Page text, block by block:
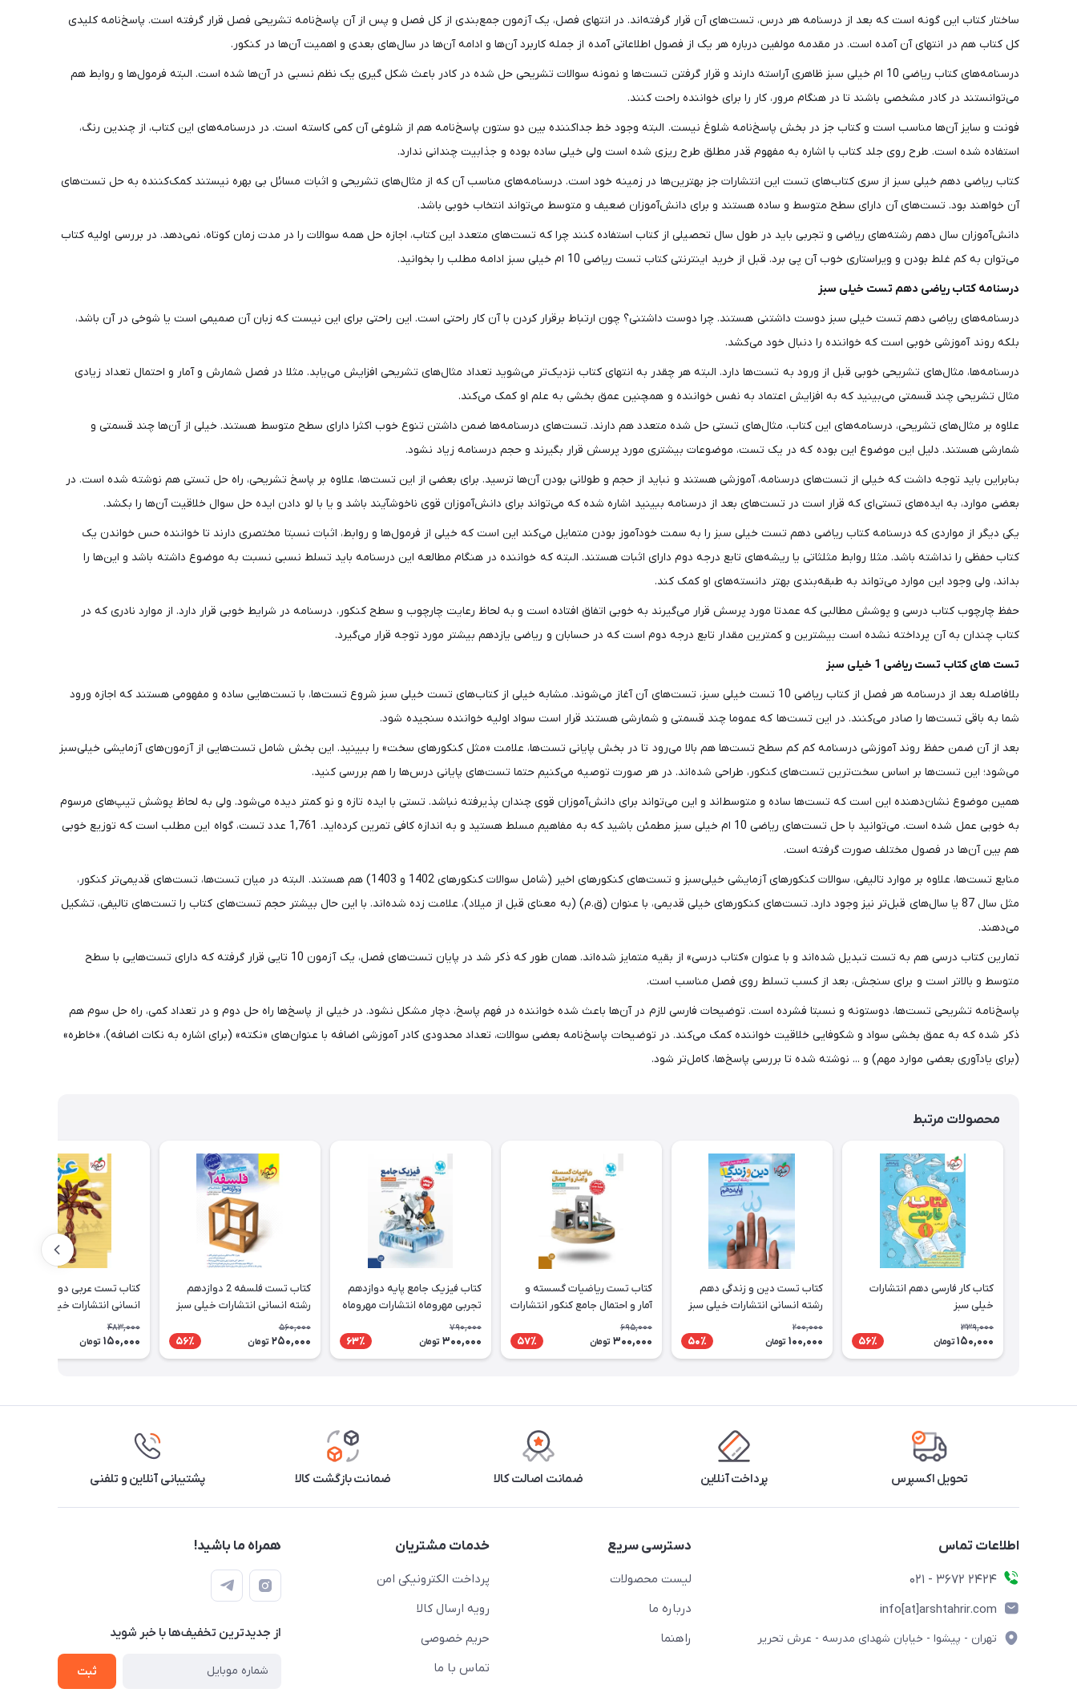
ساختار کتاب این گونه است که بعد از درسنامه هر درس، تست‌های آن قرار گرفته‌اند. در انتهای فصل، یک آزمون جمع‌بندی از کل فصل و پس از آن پاسخ‌نامه تشریحی فصل قرار گرفته است. پاسخ‌نامه کلیدی
کل کتاب هم در انتهای آن آمده است. در مقدمه مولفین درباره هر یک از فصول اطلاعاتی آمده از جمله کاربرد آن‌ها و ادامه آن‌ها در سال‌های بعدی و اهمیت آن‌ها در کنکور.
درسنامه‌های کتاب ریاضی 10 ام خیلی سبز ظاهری آراسته دارند و قرار گرفتن تست‌ها و نمونه سوالات تشریحی حل شده در کادر باعث شکل گیری یک نظم نسبی در آن‌ها شده است. البته فرمول‌ها و روابط هم
می‌توانستند در کادر مشخصی باشند تا در هنگام مرور، کار را برای خواننده راحت کنند.
فونت و سایز آن‌ها مناسب است و کتاب جز در بخش پاسخ‌نامه شلوغ نیست. البته وجود خط جداکننده بین دو ستون پاسخ‌نامه هم از شلوغی آن کمی کاسته است. در درسنامه‌های این کتاب، از چندین رنگ،
استفاده شده است. طرح روی جلد کتاب با اشاره به مفهوم قدر مطلق طرح ریزی شده است ولی خیلی ساده بوده و جذابیت چندانی ندارد.
کتاب ریاضی دهم خیلی سبز از سری کتاب‌های تست این انتشارات جز بهترین‌ها در زمینه خود است. درسنامه‌های مناسب آن که از مثال‌های تشریحی و اثبات مسائل بی بهره نیستند کمک‌کننده به حل تست‌های
آن خواهند بود. تست‌های آن دارای سطح متوسط و ساده هستند و برای دانش‌آموزان ضعیف و متوسط می‌تواند انتخاب خوبی باشد.
دانش‌آموزان سال دهم رشته‌های ریاضی و تجربی باید در طول سال تحصیلی از کتاب استفاده کنند چرا که تست‌های متعدد این کتاب، اجازه حل همه سوالات را در مدت زمان کوتاه، نمی‌دهد. در بررسی اولیه کتاب
می‌توان به کم غلط بودن و ویراستاری خوب آن پی برد. قبل از خرید اینترنتی کتاب تست ریاضی 10 ام خیلی سبز ادامه مطلب را بخوانید.
درسنامه کتاب ریاضی دهم تست خیلی سبز
درسنامه‌های ریاضی دهم تست خیلی سبز دوست داشتنی هستند. چرا دوست داشتنی؟ چون ارتباط برقرار کردن با آن کار راحتی است. این راحتی برای این نیست که زبان آن صمیمی است یا شوخی در آن باشد،
بلکه روند آموزشی خوبی است که خواننده را دنبال خود می‌کشد.
درسنامه‌ها، مثال‌های تشریحی خوبی قبل از ورود به تست‌ها دارد. البته هر چقدر به انتهای کتاب نزدیک‌تر می‌شوید تعداد مثال‌های تشریحی افزایش می‌یابد. مثلا در فصل شمارش و آمار و احتمال تعداد زیادی
مثال تشریحی چند قسمتی می‌بینید که به افزایش اعتماد به نفس خواننده و همچنین عمق بخشی به علم او کمک می‌کند.
علاوه بر مثال‌های تشریحی، درسنامه‌های این کتاب، مثال‌های تستی حل شده متعدد هم دارند. تست‌های درسنامه‌ها ضمن داشتن تنوع خوب اکثرا دارای سطح متوسط هستند. خیلی از آن‌ها چند قسمتی و
شمارشی هستند. دلیل این موضوع این بوده که در یک تست، موضوعات بیشتری مورد پرسش قرار بگیرند و حجم درسنامه زیاد نشود.
بنابراین باید توجه داشت که خیلی از تست‌های درسنامه، آموزشی هستند و نباید از حجم و طولانی بودن آن‌ها ‌ترسید. برای بعضی از این تست‌ها، علاوه بر پاسخ تشریحی، راه حل تستی هم نوشته شده است. در
بعضی موارد، به ایده‌های تستی‌ای که قرار است در تست‌های بعد از درسنامه ببینید اشاره شده که می‌تواند برای دانش‌آموزان قوی ناخوشآیند باشد و یا با لو دادن ایده حل سوال خلاقیت آن‌ها را بکشد.
یکی دیگر از مواردی که درسنامه کتاب ریاضی دهم تست خیلی سبز را به سمت خودآموز بودن متمایل می‌کند این است که خیلی از فرمول‌ها و روابط، اثبات نسبتا مختصری دارند تا خواننده حس خواندن یک
کتاب حفظی را نداشته باشد. مثلا روابط مثلثاتی یا ریشه‌های تابع درجه دوم دارای اثبات هستند. البته که خواننده در هنگام مطالعه این درسنامه باید تسلط نسبی نسبت به موضوع داشته باشد و این‌ها را
بداند، ولی وجود این موارد می‌تواند به طبقه‌بندی بهتر دانسته‌های او کمک کند.
حفظ چارچوب کتاب درسی و پوشش مطالبی که عمدتا مورد پرسش قرار می‌گیرند به خوبی اتفاق افتاده است و به لحاظ رعایت چارچوب و سطح کنکور، درسنامه در شرایط خوبی قرار دارد. از موارد نادری که در
کتاب چندان به آن پرداخته نشده است بیشترین و کمترین مقدار تابع درجه دوم است که در حسابان و ریاضی یازدهم بیشتر مورد توجه قرار می‌گیرد.
تست های کتاب تست ریاضی 1 خیلی سبز
بلافاصله بعد از درسنامه هر فصل از کتاب ریاضی 10 تست خیلی سبز، تست‌های آن آغاز می‌شوند. مشابه خیلی از کتاب‌های تست خیلی سبز شروع تست‌ها، با تست‌هایی ساده و مفهومی هستند که اجازه ورود
شما به باقی تست‌ها را صادر می‌کنند. در این تست‌ها که عموما چند قسمتی و شمارشی هستند قرار است سواد اولیه خواننده سنجیده شود.
بعد از آن ضمن حفظ روند آموزشی درسنامه کم کم سطح تست‌ها هم بالا می‌رود تا در بخش پایانی تست‌ها، علامت «مثل کنکورهای سخت» را ببینید. این بخش شامل تست‌هایی از آزمون‌های آزمایشی خیلی‌سبز
می‌شود؛ این تست‌ها بر اساس سخت‌ترین تست‌‎های کنکور، طراحی شده‌اند. در هر صورت توصیه می‌کنیم حتما تست‌های پایانی درس‌ها را هم بررسی کنید.
همین موضوع نشان‌دهنده این است که تست‌ها ساده و متوسط‌اند و این می‌تواند برای دانش‌آموزان قوی چندان پذیرفته نباشد. تستی با ایده تازه و نو کمتر دیده می‌شود. ولی به لحاظ پوشش تیپ‌های مرسوم
به خوبی عمل شده است. می‌توانید با حل تست‌های ریاضی 10 ام خیلی سبز مطمئن باشید که به مفاهیم مسلط هستید و به اندازه کافی تمرین کرده‌اید. 1,761 عدد تست، گواه این مطلب است که توزیع خوبی
هم بین آن‌ها در فصول مختلف صورت گرفته است.
منابع تست‌ها، علاوه بر موارد تالیفی، سوالات کنکورهای آزمایشی خیلی‌سبز و تست‌های کنکورهای اخیر (شامل سوالات کنکورهای 1402 و 1403) هم هستند. البته در میان تست‌ها، تست‌های قدیمی‌تر کنکور،
مثل سال 87 یا سال‌های قبل‌تر نیز وجود دارد. تست‌های کنکورهای خیلی قدیمی، با عنوان (ق.م) (به معنای قبل از میلاد)، علامت زده شده‌اند. با این حال بیشتر حجم تست‌های کتاب را تست‌های تالیفی، تشکیل
می‌دهند.
تمارین کتاب درسی هم به تست تبدیل شده‌اند و با عنوان «کتاب درسی» از بقیه متمایز شده‌اند. همان طور که ذکر شد در پایان تست‌های فصل، یک آزمون 10 تایی قرار گرفته که دارای تست‌هایی با سطح
متوسط و بالاتر است و برای سنجش، بعد از کسب تسلط روی فصل مناسب است.
پاسخ‌نامه تشریحی تست‌ها، دوستونه و نسبتا فشرده است. توضیحات فارسی لازم در آن‌ها باعث شده خواننده در فهم پاسخ، دچار مشکل نشود. در خیلی از پاسخ‌ها راه حل دوم و در تعداد کمی، راه حل سوم هم
ذکر شده که به عمق بخشی سواد و شکوفایی خلاقیت خواننده کمک می‌کند. در توضیحات پاسخ‌نامه بعضی سوالات، تعداد محدودی کادر آموزشی اضافه با عنوان‌های «نکته» (برای اشاره به نکات اضافه)، «خاطره»
(برای یادآوری بعضی موارد مهم) و ... نوشته شده تا بررسی پاسخ‌ها، کامل‌تر شود.
محصولات مرتبط
کتاب کار فارسی دهم انتشارات
خیلی سبز
339,000
150,000 تومان 56٪
کتاب تست دین و زندگی دهم
رشته انسانی انتشارات خیلی سبز
200,000
100,000 تومان 50٪
کتاب تست ریاضیات گسسته و
آمار و احتمال جامع کنکور انتشارات
مهروماه
695,000
300,000 تومان 57٪
کتاب فیزیک جامع پایه دوازدهم
تجربی مهروماه انتشارات مهروماه
790,000
300,000 تومان 63٪
کتاب تست فلسفه 2 دوازدهم
رشته انسانی انتشارات خیلی سبز
560,000
250,000 تومان 56٪
کتاب تست عربی دوازدهم رشته
انسانی انتشارات خیلی سبز
483,000
150,000 تومان
تحویل اکسپرس پرداخت آنلاین ضمانت اصالت کالا ضمانت بازگشت کالا پشتیبانی آنلاین و تلفنی
اطلاعات تماس
2424 3672 - 021
info[at]arshtahrir.com
تهران - پیشوا - خیابان شهدای مدرسه - عرش تحریر
دسترسی سریع
لیست محصولات
درباره ما
راهنما
خدمات مشتریان
پرداخت الکترونیکی امن
رویه ارسال کالا
حریم خصوصی
تماس با ما
همراه ما باشید!
از جدید‌ترین تخفیف‌ها با‌ خبر شوید
ثبت